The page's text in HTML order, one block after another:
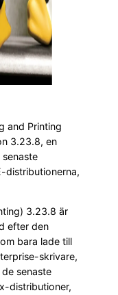
and Printing
3.23.8, en
distributionerna,
3.23.8 är
efter den
bara lade till
skrivare,
senaste
distributioner,